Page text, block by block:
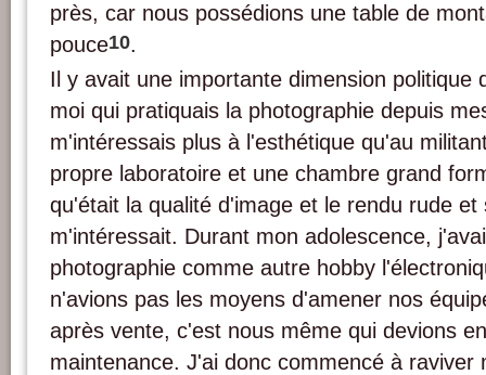
près, car nous possédions une table de
pouce10.
Il y avait une importante dimension politique
moi qui pratiquais la photographie depuis
m'intéressais plus à l'esthétique qu'au
propre laboratoire et une chambre grand
qu'était la qualité d'image et le rendu rude et
m'intéressait. Durant mon adolescence,
photographie comme autre hobby
n'avions pas les moyens d'amener nos
après vente, c'est nous même qui devions
maintenance. J'ai donc commencé à raviver